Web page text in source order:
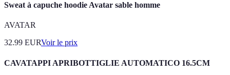
Sweat à capuche hoodie Avatar sable homme
AVATAR
32.99 EURVoir le prix
CAVATAPPI APRIBOTTIGLIE AUTOMATICO 16.5CM